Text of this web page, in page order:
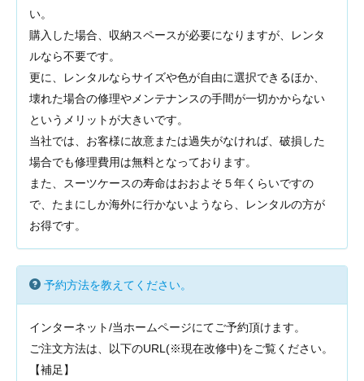
い。
購入した場合、収納スペースが必要になりますが、レンタ
ルなら不要です。
更に、レンタルならサイズや色が自由に選択できるほか、
壊れた場合の修理やメンテナンスの手間が一切かからない
というメリットが大きいです。
当社では、お客様に故意または過失がなければ、破損した
場合でも修理費用は無料となっております。
また、スーツケースの寿命はおおよそ５年くらいですの
で、たまにしか海外に行かないようなら、レンタルの方が
お得です。
予約方法を教えてください。
インターネット/当ホームページにてご予約頂けます。
ご注文方法は、以下のURL(※現在改修中)をご覧ください。
【補足】